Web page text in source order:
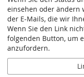
einsehen oder ändern
der E-Mails, die wir
Wenn Sie den Link
folgenden Button, um
anzufordern.